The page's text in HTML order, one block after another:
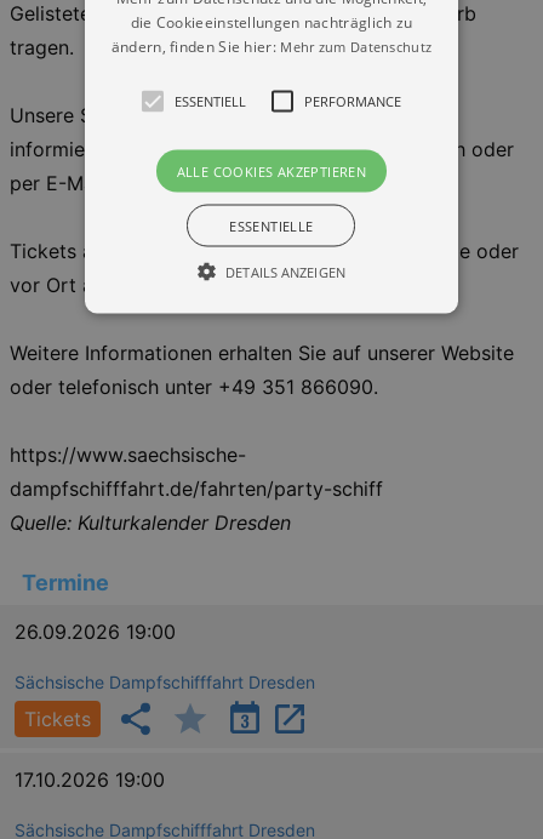
Gelistete Hunde müssen außerdem einen Maulkorb
tragen.
Unsere Schiffe sind bedingt barrierefrei, bitte
informieren Sie sich vor Ihrer Buchung telefonisch oder
per E-Mail.
Tickets auf www.saechsische-dampfschifffahrt.de oder
vor Ort an den Servicestationen.
Weitere Informationen erhalten Sie auf unserer Website
oder telefonisch unter +49 351 866090.
https://www.saechsische-
dampfschifffahrt.de/fahrten/party-schiff
Quelle: Kulturkalender Dresden
Termine
26.09.2026 19:00
Sächsische Dampfschifffahrt Dresden
Tickets
17.10.2026 19:00
Sächsische Dampfschifffahrt Dresden
die Cookieeinstellungen nachträglich zu
ändern, finden Sie hier: Mehr zum Datenschutz
ESSENTIELL PERFORMANCE
ALLE COOKIES AKZEPTIEREN
ESSENTIELLE
DETAILS ANZEIGEN
Essentiell Performance
gebraucht. Zum Beispiel für das Login in Ihren
account. Ohne diese Cookies funktioniert
unsere Webseite nicht.
Name Provider / Domain